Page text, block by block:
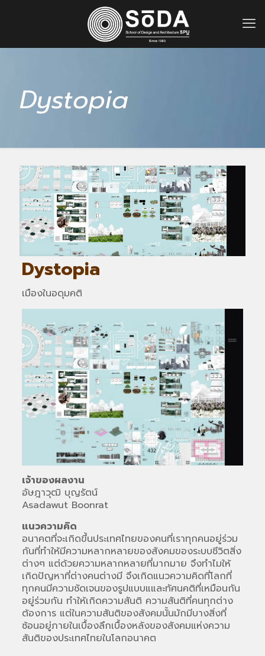
Dystopia
Dystopia
เมืองในอดุมคติ
เจ้าของผลงาน
อัษฎาวุฒิ บุญรัตน์
Asadawut Boonrat
แนวความคิด
อนาคตที่จะเกิดขึ้นประเทศไทยของคนที่เราทุกคนอยู่ร่วม
กันที่ทำให้มีความหลากหลายของสังคมของระบบชีวิตสิ่ง
ต่างๆ แต่ด้วยความหลากหลายที่มากมาย จึงทำไมให้
เกิดปัญหาที่ต่างคนต่างมี จึงเกิดแนวความคิดที่โลกที่
ทุกคนมีความชัดเจนของรูปแบบแและทัศนคติที่เหมือนกัน
อยู่ร่วมกัน ทำให้เกิดความสันติ ความสันติที่คนทุกต่าง
ต้องการ แต่ในความสันติของสังคมนั้นมักมีบางสิ่งที่
ซ้อนอยู่ภายในเบื้องลึกเบื้องหลังของสังคมแห่งความ
สันติของประเทศไทยในโลกอนาคต